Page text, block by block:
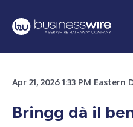
Apr 21, 2026 1:33 PM
Bringg dà il